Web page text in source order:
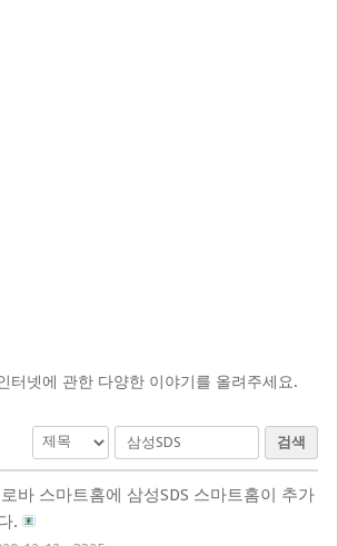
터넷에 관한 다양한 이야기를 올려주세요.
검색
바 스마트홈에 삼성SDS 스마트홈이 추가
.